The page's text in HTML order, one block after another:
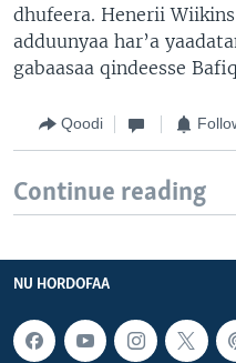
dhufeera. Henerii
adduunyaa har’a
gabaasaa qindeesse
Qoodi
Continue reading
NU HORDOFAA